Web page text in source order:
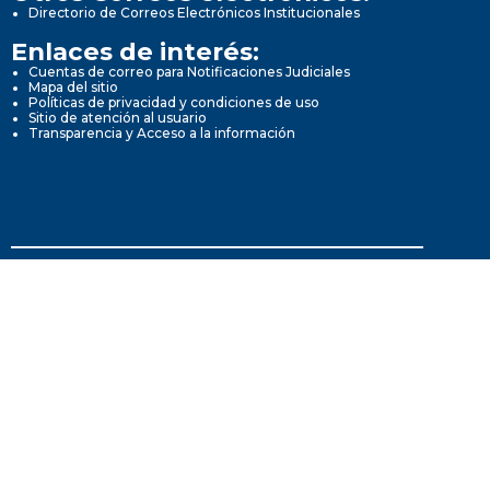
Directorio de Correos Electrónicos Institucionales
Enlaces de interés:
Cuentas de correo para Notificaciones Judiciales
Mapa del sitio
Políticas de privacidad y condiciones de uso
Sitio de atención al usuario
Transparencia y Acceso a la información